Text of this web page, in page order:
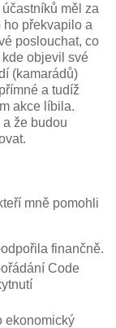
měl za
ho překvapilo a
poslouchat, co
objevil své
(kamarádů)
a tudíž
akce líbila.
že budou
mně pomohli
finančně.
Code
ekonomický